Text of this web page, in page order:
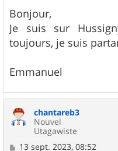
s
s
a
g
e
Bonjour,
Je suis sur
toujours, je suis
Emmanuel
chantareb3
Nouvel
Utagawiste
M13 sept. 2023, 08:52